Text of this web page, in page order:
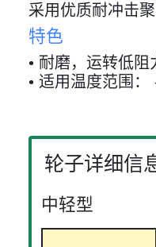
采用优质耐冲击聚
特色
• 耐磨，运转低阻
• 适用温度范围：
轮子详细信
中轻型